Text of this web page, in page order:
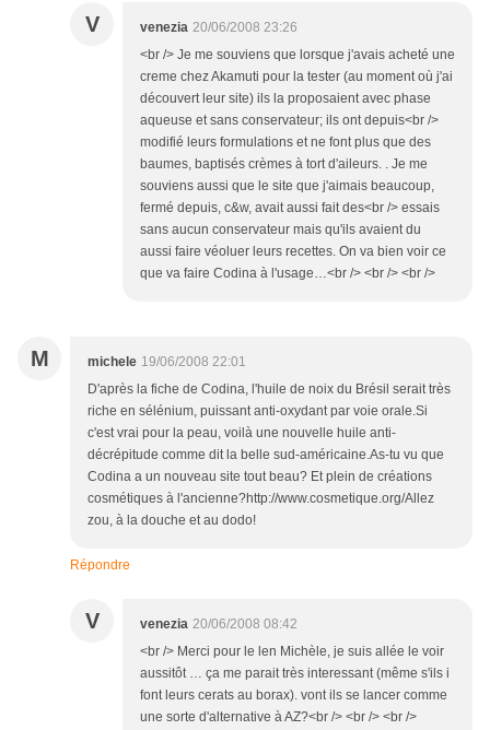
V venezia 20/06/2008 23:26
<br /> Je me souviens que lorsque j'avais acheté une
creme chez Akamuti pour la tester (au moment où j'ai
découvert leur site) ils la proposaient avec phase
aqueuse et sans conservateur; ils ont depuis<br />
modifié leurs formulations et ne font plus que des
baumes, baptisés crèmes à tort d'aileurs. . Je me
souviens aussi que le site que j'aimais beaucoup,
fermé depuis, c&w, avait aussi fait des<br /> essais
sans aucun conservateur mais qu'ils avaient du
aussi faire véoluer leurs recettes. On va bien voir ce
que va faire Codina à l'usage…<br /> <br /> <br />
M michele 19/06/2008 22:01
D'après la fiche de Codina, l'huile de noix du Brésil serait très
riche en sélénium, puissant anti-oxydant par voie orale.Si
c'est vrai pour la peau, voilà une nouvelle huile anti-
décrépitude comme dit la belle sud-américaine.As-tu vu que
Codina a un nouveau site tout beau? Et plein de créations
cosmétiques à l'ancienne?http://www.cosmetique.org/Allez
zou, à la douche et au dodo!
Répondre
V venezia 20/06/2008 08:42
<br /> Merci pour le len Michèle, je suis allée le voir
aussitôt … ça me parait très interessant (même s'ils i
font leurs cerats au borax). vont ils se lancer comme
une sorte d'alternative à AZ?<br /> <br /> <br />